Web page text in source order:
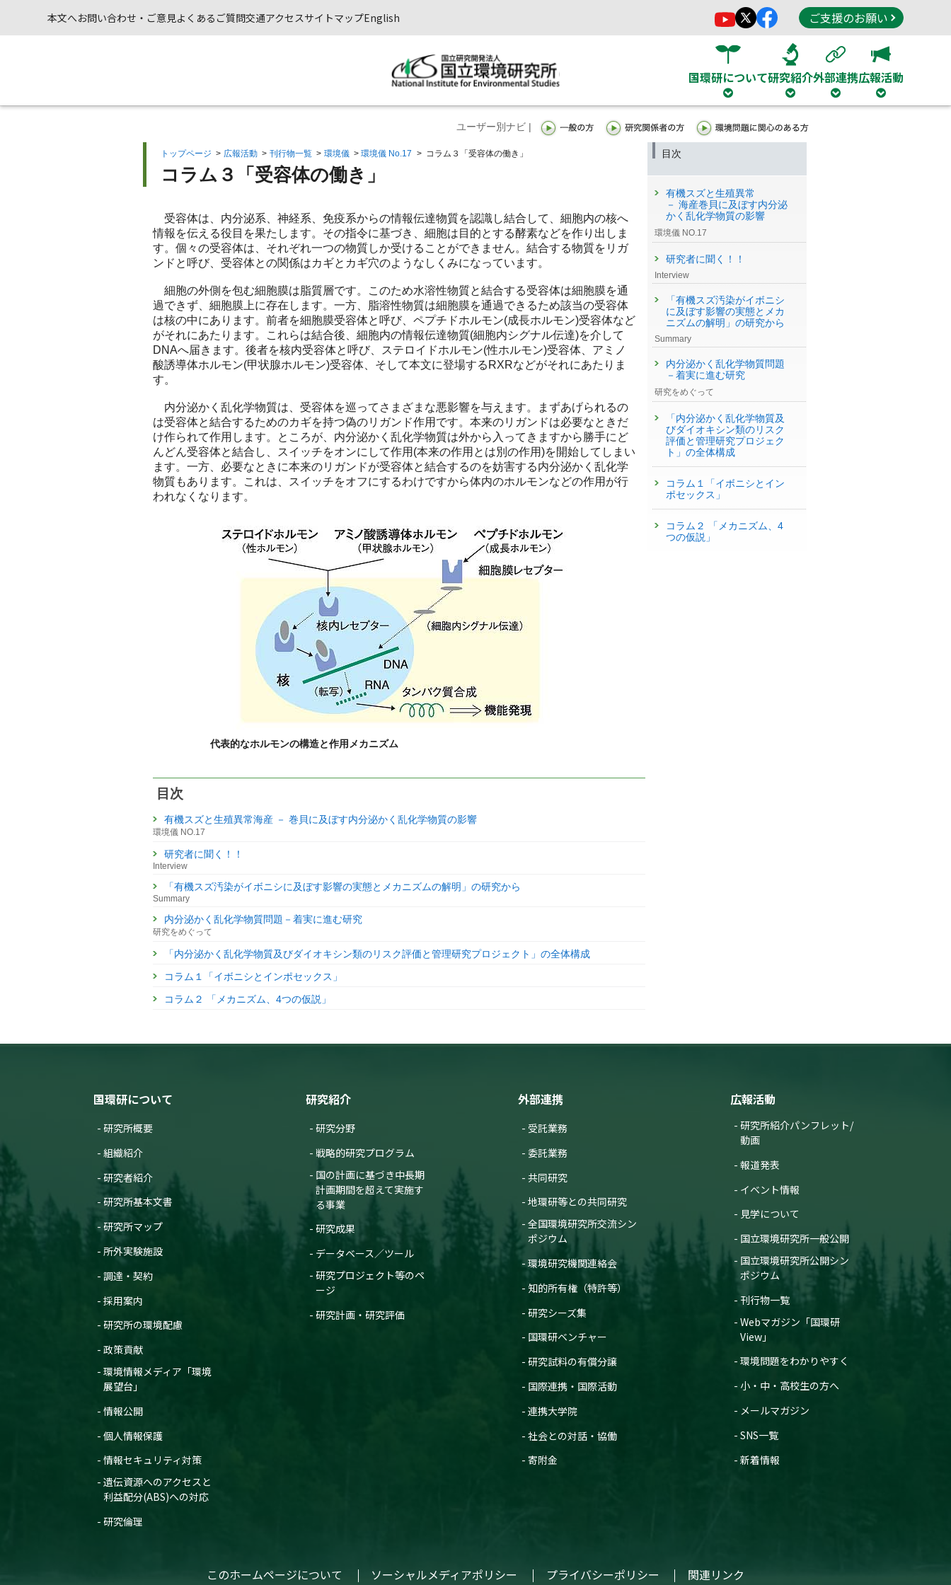
本文へお問い合わせ・ご意見よくあるご質問交通アクセスサイトマップEnglish ご支援のお願い
国環研について研究紹介外部連携広報活動
ユーザー別ナビ |
トップページ > 広報活動 > 刊行物一覧 > 環境儀 > 環境儀 No.17 > コラム３「受容体の働き」
コラム３「受容体の働き」
受容体は、内分泌系、神経系、免疫系からの情報伝達物質を認識し結合して、細胞内の核へ
情報を伝える役目を果たします。その指令に基づき、細胞は目的とする酵素などを作り出しま
す。個々の受容体は、それぞれ一つの物質しか受けることができません。結合する物質をリガ
ンドと呼び、受容体との関係はカギとカギ穴のようなしくみになっています。
細胞の外側を包む細胞膜は脂質層です。このため水溶性物質と結合する受容体は細胞膜を通
過できず、細胞膜上に存在します。一方、脂溶性物質は細胞膜を通過できるため該当の受容体
は核の中にあります。前者を細胞膜受容体と呼び、ペプチドホルモン(成長ホルモン)受容体など
がそれにあたります。これらは結合後、細胞内の情報伝達物質(細胞内シグナル伝達)を介して
DNAへ届きます。後者を核内受容体と呼び、ステロイドホルモン(性ホルモン)受容体、アミノ
酸誘導体ホルモン(甲状腺ホルモン)受容体、そして本文に登場するRXRなどがそれにあたりま
す。
内分泌かく乱化学物質は、受容体を巡ってさまざまな悪影響を与えます。まずあげられるの
は受容体と結合するためのカギを持つ偽のリガンド作用です。本来のリガンドは必要なときだ
け作られて作用します。ところが、内分泌かく乱化学物質は外から入ってきますから勝手にど
んどん受容体と結合し、スイッチをオンにして作用(本来の作用とは別の作用)を開始してしまい
ます。一方、必要なときに本来のリガンドが受容体と結合するのを妨害する内分泌かく乱化学
物質もあります。これは、スイッチをオフにするわけですから体内のホルモンなどの作用が行
われなくなります。
代表的なホルモンの構造と作用メカニズム
目次
有機スズと生殖異常海産 － 巻貝に及ぼす内分泌かく乱化学物質の影響
環境儀 NO.17
研究者に聞く！！
Interview
「有機スズ汚染がイボニシに及ぼす影響の実態とメカニズムの解明」の研究から
Summary
内分泌かく乱化学物質問題－着実に進む研究
研究をめぐって
「内分泌かく乱化学物質及びダイオキシン類のリスク評価と管理研究プロジェクト」の全体構成
コラム１「イボニシとインポセックス」
コラム２ 「メカニズム、4つの仮説」
目次
有機スズと生殖異常
－ 海産巻貝に及ぼす内分泌
かく乱化学物質の影響
環境儀 NO.17
研究者に聞く！！
Interview
「有機スズ汚染がイボニシ
に及ぼす影響の実態とメカ
ニズムの解明」の研究から
Summary
内分泌かく乱化学物質問題
－着実に進む研究
研究をめぐって
「内分泌かく乱化学物質及
びダイオキシン類のリスク
評価と管理研究プロジェク
ト」の全体構成
コラム１「イボニシとイン
ポセックス」
コラム２ 「メカニズム、4
つの仮説」
国環研について
研究所概要
組織紹介
研究者紹介
研究所基本文書
研究所マップ
所外実験施設
調達・契約
採用案内
研究所の環境配慮
政策貢献
環境情報メディア「環境
展望台」
情報公開
個人情報保護
情報セキュリティ対策
遺伝資源へのアクセスと
利益配分(ABS)への対応
研究倫理
研究紹介
研究分野
戦略的研究プログラム
国の計画に基づき中長期
計画期間を超えて実施す
る事業
研究成果
データベース／ツール
研究プロジェクト等のペ
ージ
研究計画・研究評価
外部連携
受託業務
委託業務
共同研究
地環研等との共同研究
全国環境研究所交流シン
ポジウム
環境研究機関連絡会
知的所有権（特許等）
研究シーズ集
国環研ベンチャー
研究試料の有償分譲
国際連携・国際活動
連携大学院
社会との対話・協働
寄附金
広報活動
研究所紹介パンフレット/
動画
報道発表
イベント情報
見学について
国立環境研究所一般公開
国立環境研究所公開シン
ポジウム
刊行物一覧
Webマガジン「国環研
View」
環境問題をわかりやすく
小・中・高校生の方へ
メールマガジン
SNS一覧
新着情報
このホームページについて ソーシャルメディアポリシー プライバシーポリシー 関連リンク